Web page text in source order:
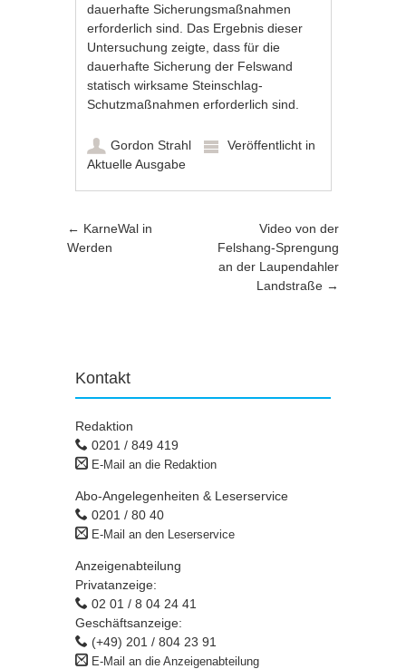
dauerhafte Sicherungsmaßnahmen
erforderlich sind. Das Ergebnis dieser
Untersuchung zeigte, dass für die
dauerhafte Sicherung der Felswand
statisch wirksame Steinschlag-
Schutzmaßnahmen erforderlich sind.
Gordon Strahl
Veröffentlicht in
Aktuelle Ausgabe
Artikel-Navigation
← KarneWal in
Werden
Video von der
Felshang-Sprengung
an der Laupendahler
Landstraße →
Kontakt
Redaktion
0201 / 849 419
E-Mail an die Redaktion
Abo-Angelegenheiten & Leserservice
0201 / 80 40
E-Mail an den Leserservice
Anzeigenabteilung
Privatanzeige:
02 01 / 8 04 24 41
Geschäftsanzeige:
(+49) 201 / 804 23 91
E-Mail an die Anzeigenabteilung